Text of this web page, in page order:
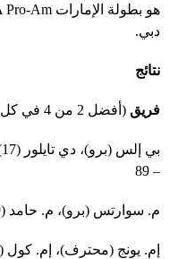
دبي.
نتائج
فريق (أفضل 2 من 4 في كل حفرة – نقاط ستابلفورد)
– 89
م. سوارتس (برو)، م. حامد (9)، في. واليا (11)، ر. كاكار (11) – 88